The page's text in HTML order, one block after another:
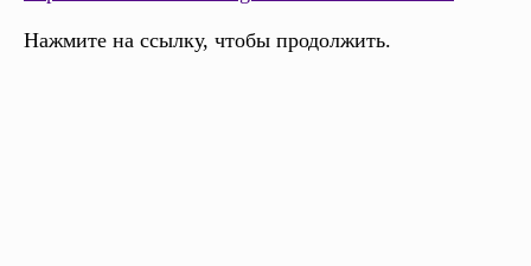
Нажмите на ссылку, чтобы продолжить.